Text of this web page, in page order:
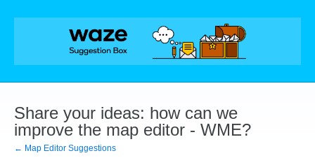
Skip
Share your ideas: how can we
improve the map editor - WME?
← Map Editor Suggestions